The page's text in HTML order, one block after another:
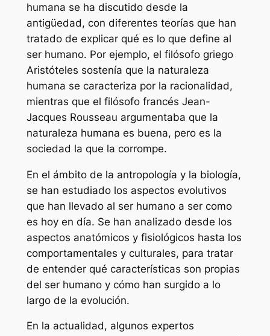
humana se ha discutido desde la
antigüedad, con diferentes teorías que han
tratado de explicar qué es lo que define al
ser humano. Por ejemplo, el filósofo griego
Aristóteles sostenía que la naturaleza
humana se caracteriza por la racionalidad,
mientras que el filósofo francés Jean-
Jacques Rousseau argumentaba que la
naturaleza humana es buena, pero es la
sociedad la que la corrompe.
En el ámbito de la antropología y la biología,
se han estudiado los aspectos evolutivos
que han llevado al ser humano a ser como
es hoy en día. Se han analizado desde los
aspectos anatómicos y fisiológicos hasta los
comportamentales y culturales, para tratar
de entender qué características son propias
del ser humano y cómo han surgido a lo
largo de la evolución.
En la actualidad, algunos expertos